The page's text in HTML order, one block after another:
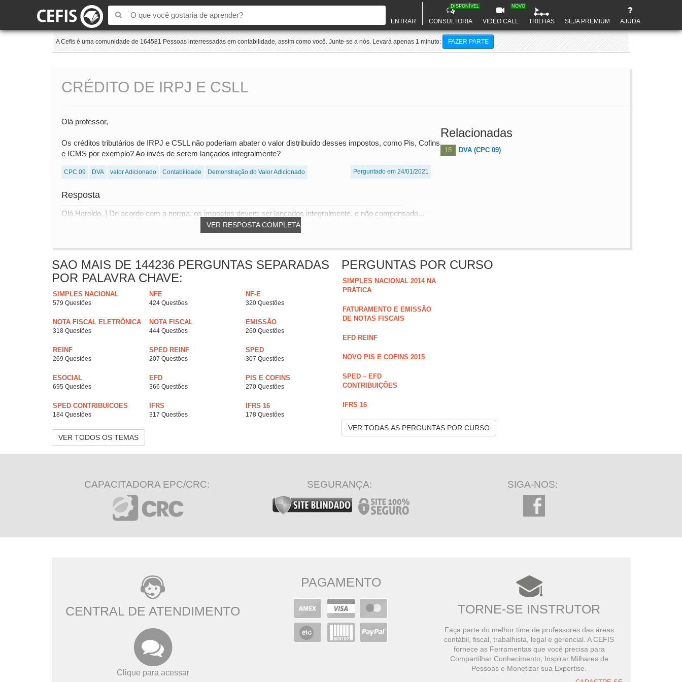
ENTRAR CONSULTORIA
DISPONÍVEL
VIDEO CALL
NOVO
TRILHAS SEJA PREMIUM AJUDA
A Cefis é uma comunidade de 164581 Pessoas interressadas em contabilidade, assim como você. Junte-se a nós. Levará apenas 1 minuto: FAZER PARTE
CRÉDITO DE IRPJ E CSLL
Olá professor,
Os créditos tributários de IRPJ e CSLL não poderiam abater o valor distribuído desses impostos, como Pis, Cofins
e ICMS por exemplo? Ao invés de serem lançados integralmente?
CPC 09 DVA valor Adicionado Contabilidade Demonstração do Valor Adicionado Perguntado em 24/01/2021
Resposta
VER RESPOSTA COMPLETA
Olá Haroldo, ] De acordo com a norma, os impostos devem ser lançados integralmente, e não compensado...
Relacionadas
15 DVA (CPC 09)
SAO MAIS DE 144236 PERGUNTAS SEPARADAS
POR PALAVRA CHAVE:
SIMPLES NACIONAL
579 Questões
NFE
424 Questões
NF-E
320 Questões
NOTA FISCAL ELETRÔNICA
318 Questões
NOTA FISCAL
444 Questões
EMISSÃO
260 Questões
REINF
269 Questões
SPED REINF
207 Questões
SPED
307 Questões
ESOCIAL
695 Questões
EFD
366 Questões
PIS E COFINS
270 Questões
SPED CONTRIBUICOES
184 Questões
IFRS
317 Questões
IFRS 16
178 Questões
VER TODOS OS TEMAS
PERGUNTAS POR CURSO
SIMPLES NACIONAL 2014 NA
PRÁTICA
FATURAMENTO E EMISSÃO
DE NOTAS FISCAIS
EFD REINF
NOVO PIS E COFINS 2015
SPED – EFD
CONTRIBUIÇÕES
IFRS 16
VER TODAS AS PERGUNTAS POR CURSO
CAPACITADORA EPC/CRC: SEGURANÇA: SIGA-NOS:
CENTRAL DE ATENDIMENTO
Clique para acessar
PAGAMENTO
TORNE-SE INSTRUTOR
Faça parte do melhor time de professores das áreas
contábil, fiscal, trabalhista, legal e gerencial. A CEFIS
fornece as Ferramentas que você precisa para
Compartilhar Conhecimento, Inspirar Milhares de
Pessoas e Monetizar sua Expertise.